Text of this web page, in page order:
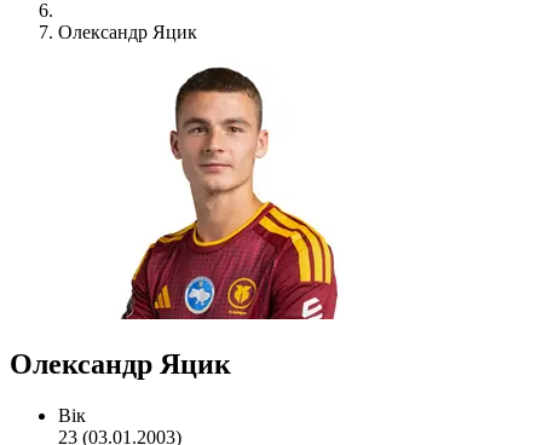
Олександр Яцик
Олександр Яцик
Вік
23 (03.01.2003)